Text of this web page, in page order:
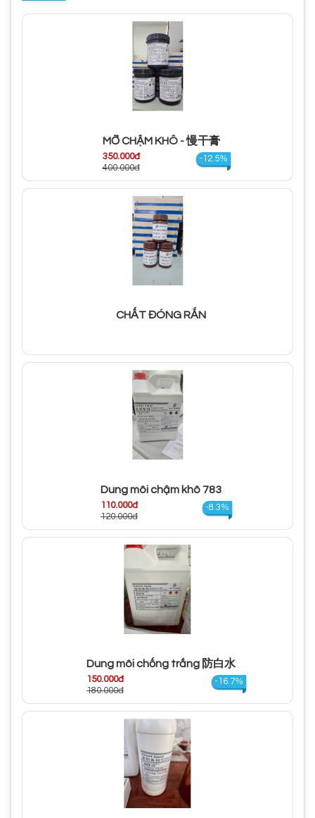
MỠ CHẬM KHÔ - 慢干膏
350.000đ
400.000đ
-12.5%
CHẤT ĐÓNG RẮN
Dung môi chậm khô 783
110.000đ
120.000đ
-8.3%
Dung môi chống trắng 防白水
150.000đ
180.000đ
-16.7%